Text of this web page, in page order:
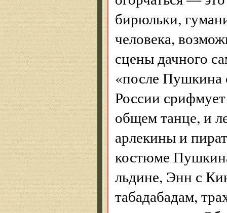
бирюльки,
человека,
сцены дачного
«после
России
общем танце, и
арлекины и
костюме
льдине, Энн с
табадабадам,